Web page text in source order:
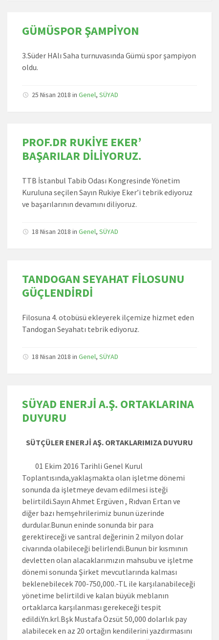
GÜMÜSPOR ŞAMPİYON
3.Süder HAlı Saha turnuvasında Gümü spor şampiyon
oldu.
25 Nisan 2018 in Genel, SÜYAD
PROF.DR RUKİYE EKER’
BAŞARILAR DİLİYORUZ.
TTB İstanbul Tabib Odası Kongresinde Yönetim
Kuruluna seçilen Sayın Rukiye Eker’i tebrik ediyoruz
ve başarılarının devamını diliyoruz.
18 Nisan 2018 in Genel, SÜYAD
TANDOGAN SEYAHAT FİLOSUNU
GÜÇLENDİRDİ
Filosuna 4. otobüsü ekleyerek ilçemize hizmet eden
Tandogan Seyahatı tebrik ediyoruz.
18 Nisan 2018 in Genel, SÜYAD
SÜYAD ENERJİ A.Ş. ORTAKLARINA
DUYURU
SÜTÇÜLER ENERJİ AŞ. ORTAKLARIMIZA DUYURU
01 Ekim 2016 Tarihli Genel Kurul
Toplantısında,yaklaşmakta olan işletme dönemi
sonunda da işletmeye devam edilmesi isteği
belirtildi.Sayın Ahmet Ergüven , Rıdvan Ertan ve
diğer bazı hemşehrilerimiz bunun üzerinde
durdular.Bunun eninde sonunda bir para
gerektireceği ve santral değerinin 2 milyon dolar
civarında olabileceği belirlendi.Bunun bir kısmının
devletten olan alacaklarımızın mahsubu ve işletme
dönemi sonunda Şirket mevcutlarında kalması
beklenebilecek 700-750,000.-TL ile karşılanabileceği
yönetime belirtildi ve kalan büyük meblanın
ortaklarca karşılanması gerekeceği tespit
edildi.Yn.krl.Bşk Mustafa Özsüt 50,000 dolarlık pay
alabilecek en az 20 ortağın kendilerini yazdırmasını